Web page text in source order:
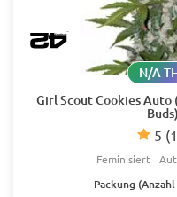
Girl Scout Cookies Auto
5
N/A
Feminisiert
Packung